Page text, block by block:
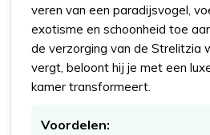
veren van een paradijsvogel,
exotisme en schoonheid toe
de verzorging van de Strelitzia
vergt, beloont hij je met een
kamer transformeert.
Voordelen: